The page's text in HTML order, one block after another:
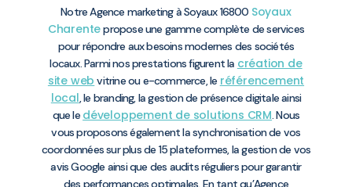
Notre Agence marketing à Soyaux 16800 Soyaux
Charentepropose une gamme complète de services
pour répondre aux besoins modernes des sociétés
locaux. Parmi nos prestations figurent la création de
site web vitrine ou e-commerce, le référencement
local, le branding, la gestion de présence digitale ainsi
que le développement de solutions CRM. Nous
vous proposons également la synchronisation de vos
coordonnées sur plus de 15 plateformes, la gestion de vos
avis Google ainsi que des audits réguliers pour garantir